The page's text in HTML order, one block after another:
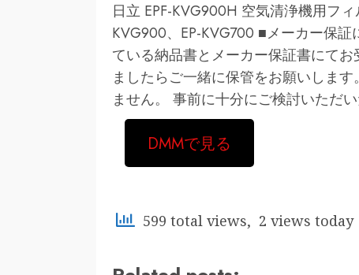
日立 EPF-KVG900H 空気清浄機用フ
KVG900、EP-KVG700 ■メーカー保
ている納品書とメーカー保証書にて
ましたらご一緒に保管をお願いしま
ません。 事前に十分にご検討いただ
DMMで見る
599 total views, 2 views today